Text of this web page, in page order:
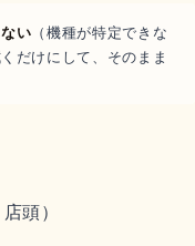
い （機種が特定できな
だけにして、そのまま
頭）